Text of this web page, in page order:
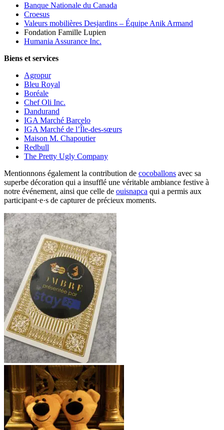
Banque Nationale du Canada
Croesus
Valeurs mobilières Desjardins – Équipe Anik Armand
Fondation Famille Lupien
Humania Assurance Inc.
Biens et services
Agropur
Bleu Royal
Boréale
Chef Oli Inc.
Dandurand
IGA Marché Barcelo
IGA Marché de l’Île-des-sœurs
Maison M. Chapoutier
Redbull
The Pretty Ugly Company
Mentionnons également la contribution de cocoballons avec sa
superbe décoration qui a insufflé une véritable ambiance festive à
notre événement, ainsi que celle de ouisnapca qui a permis aux
participant·e·s de capturer de précieux moments.